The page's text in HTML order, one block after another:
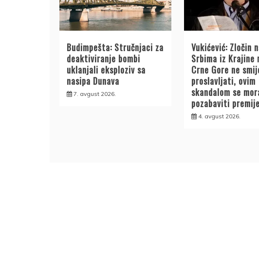
Budimpešta: Stručnjaci za
deaktiviranje bombi
uklanjali eksploziv sa
nasipa Dunava
7. avgust 2026.
Vukićević: Zločin
Srbima iz Krajine
Crne Gore ne
proslavljati, ovim
skandalom se
pozabaviti
4. avgust 2026.